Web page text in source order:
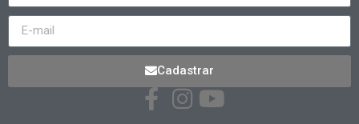
Cadastrar